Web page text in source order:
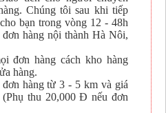
Chúng tôi sau khi tiếp
bạn trong vòng 12 - 48h
hàng nội thành Hà Nôi,
đơn hàng cách kho hàng
hàng.
hàng từ 3 - 5 km và giá
thu 20,000 Đ nếu đơn